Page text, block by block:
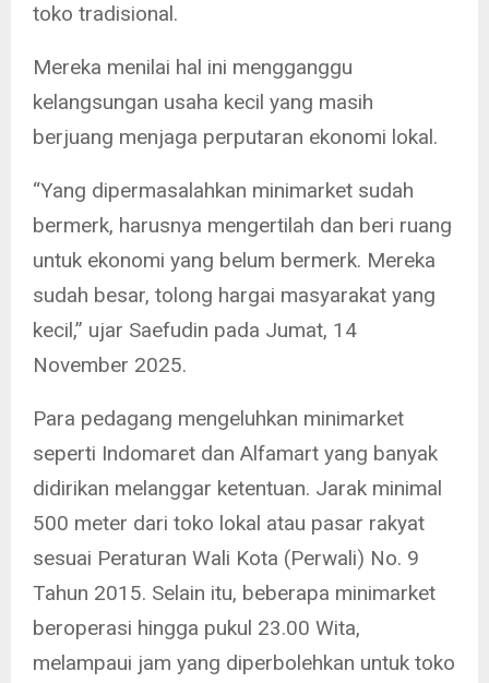
toko tradisional.
Mereka menilai hal ini mengganggu
kelangsungan usaha kecil yang masih
berjuang menjaga perputaran ekonomi lokal.
“Yang dipermasalahkan minimarket sudah
bermerk, harusnya mengertilah dan beri ruang
untuk ekonomi yang belum bermerk. Mereka
sudah besar, tolong hargai masyarakat yang
kecil,” ujar Saefudin pada Jumat, 14
November 2025.
Para pedagang mengeluhkan minimarket
seperti Indomaret dan Alfamart yang banyak
didirikan melanggar ketentuan. Jarak minimal
500 meter dari toko lokal atau pasar rakyat
sesuai Peraturan Wali Kota (Perwali) No. 9
Tahun 2015. Selain itu, beberapa minimarket
beroperasi hingga pukul 23.00 Wita,
melampaui jam yang diperbolehkan untuk toko